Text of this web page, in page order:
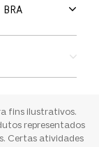
BRA
fins ilustrativos.
representados
Certas atividades